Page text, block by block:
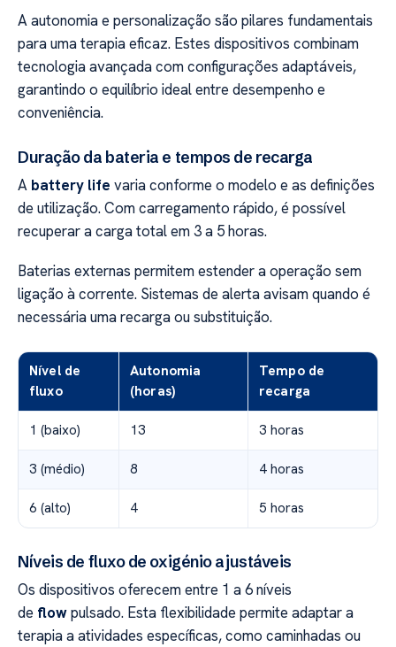
A autonomia e personalização são pilares fundamentais
para uma terapia eficaz. Estes dispositivos combinam
tecnologia avançada com configurações adaptáveis,
garantindo o equilíbrio ideal entre desempenho e
conveniência.
Duração da bateria e tempos de recarga
A battery life varia conforme o modelo e as definições
de utilização. Com carregamento rápido, é possível
recuperar a carga total em 3 a 5 horas.
Baterias externas permitem estender a operação sem
ligação à corrente. Sistemas de alerta avisam quando é
necessária uma recarga ou substituição.
Nível de
fluxo
Autonomia
(horas)
Tempo de
recarga
1 (baixo) 13 3 horas
3 (médio) 8 4 horas
6 (alto) 4 5 horas
Níveis de fluxo de oxigénio ajustáveis
Os dispositivos oferecem entre 1 a 6 níveis
de flowpulsado. Esta flexibilidade permite adaptar a
terapia a atividades específicas, como caminhadas ou